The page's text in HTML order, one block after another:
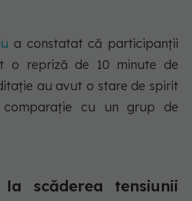
a constatat că participanții
o repriză de 10 minute de
au avut o stare de spirit
comparație cu un grup de
scăderea tensiunii